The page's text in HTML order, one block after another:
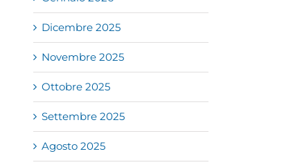
Dicembre 2025
Novembre 2025
Ottobre 2025
Settembre 2025
Agosto 2025